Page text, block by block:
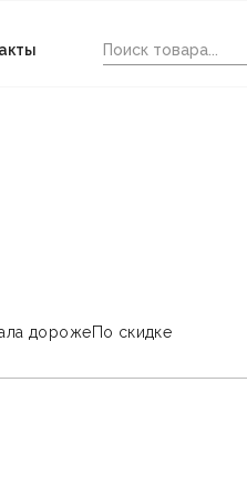
дорожеПо скидке